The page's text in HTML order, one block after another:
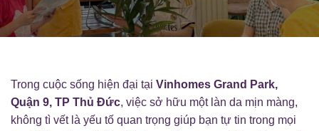
Trong cuộc sống hiện đại tại Vinhomes Grand Park,
Quận 9, TP Thủ Đức, việc sở hữu một làn da mịn màng,
không tì vết là yếu tố quan trọng giúp bạn tự tin trong mọi